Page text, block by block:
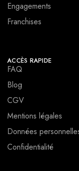
Engagements
Franchises
ACCÈS RAPIDE
FAQ
Blog
CGV
Mentions légales
Données
Confidentialité